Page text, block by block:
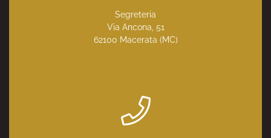
Segreteria
Via Ancona, 51
62100 Macerata (MC)